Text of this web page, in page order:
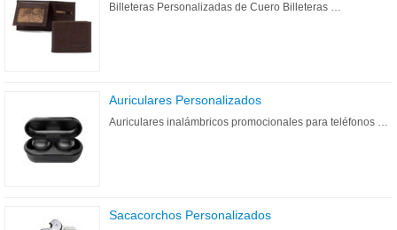
Billeteras Personalizadas de Cuero Billeteras …
Auriculares Personalizados
Auriculares inalámbricos promocionales para teléfonos …
Sacacorchos Personalizados